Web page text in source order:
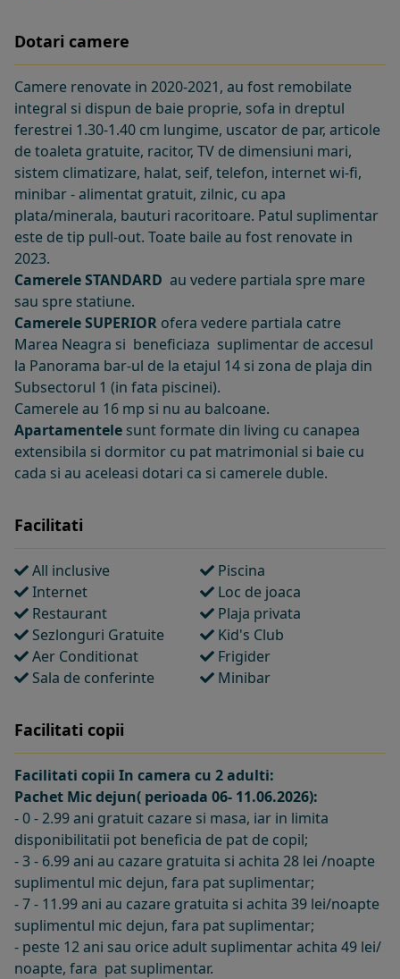
Dotari camere
Camere renovate in 2020-2021, au fost remobilate
integral si dispun de baie proprie, sofa in dreptul
ferestrei 1.30-1.40 cm lungime, uscator de par, articole
de toaleta gratuite, racitor, TV de dimensiuni mari,
sistem climatizare, halat, seif, telefon, internet wi-fi,
minibar - alimentat gratuit, zilnic, cu apa
plata/minerala, bauturi racoritoare. Patul suplimentar
este de tip pull-out. Toate baile au fost renovate in
2023.
Camerele STANDARD au vedere partiala spre mare
sau spre statiune.
Camerele SUPERIOR ofera vedere partiala catre
Marea Neagra si beneficiaza suplimentar de accesul
la Panorama bar-ul de la etajul 14 si zona de plaja din
Subsectorul 1 (in fata piscinei).
Camerele au 16 mp si nu au balcoane.
Apartamentele sunt formate din living cu canapea
extensibila si dormitor cu pat matrimonial si baie cu
cada si au aceleasi dotari ca si camerele duble.
Facilitati
All inclusive
Piscina
Internet
Loc de joaca
Restaurant
Plaja privata
Sezlonguri Gratuite
Kid's Club
Aer Conditionat
Frigider
Sala de conferinte
Minibar
Facilitati copii
Facilitati copii In camera cu 2 adulti:
Pachet Mic dejun( perioada 06- 11.06.2026):
- 0 - 2.99 ani gratuit cazare si masa, iar in limita
disponibilitatii pot beneficia de pat de copil;
- 3 - 6.99 ani au cazare gratuita si achita 28 lei /noapte
suplimentul mic dejun, fara pat suplimentar;
- 7 - 11.99 ani au cazare gratuita si achita 39 lei/noapte
suplimentul mic dejun, fara pat suplimentar;
- peste 12 ani sau orice adult suplimentar achita 49 lei/
noapte, fara pat suplimentar.